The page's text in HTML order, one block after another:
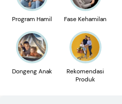
Program Hamil Fase Kehamilan
Dongeng Anak
Rekomendasi
Produk